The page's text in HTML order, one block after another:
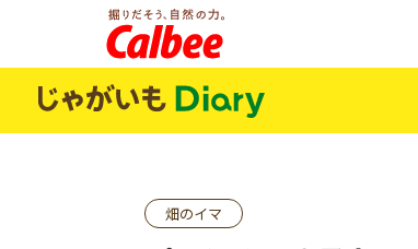
畑のイマ